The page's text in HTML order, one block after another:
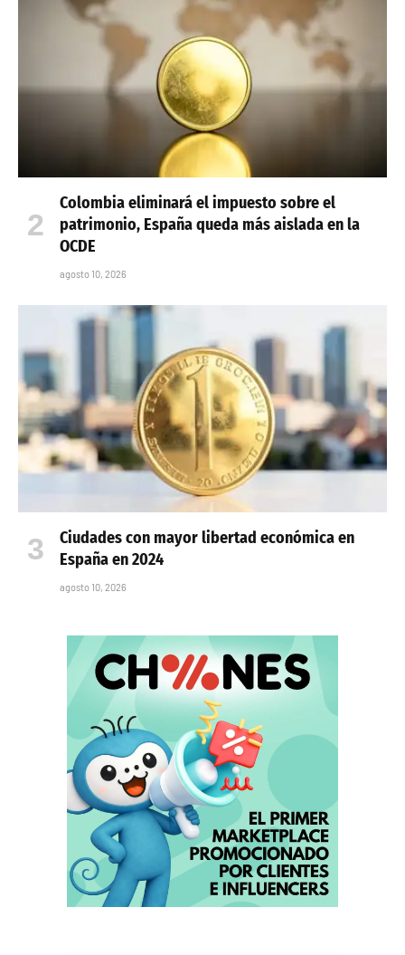
Colombia eliminará el impuesto sobre el
patrimonio, España queda más aislada en la
OCDE
agosto 10, 2026
Ciudades con mayor libertad económica en
España en 2024
agosto 10, 2026